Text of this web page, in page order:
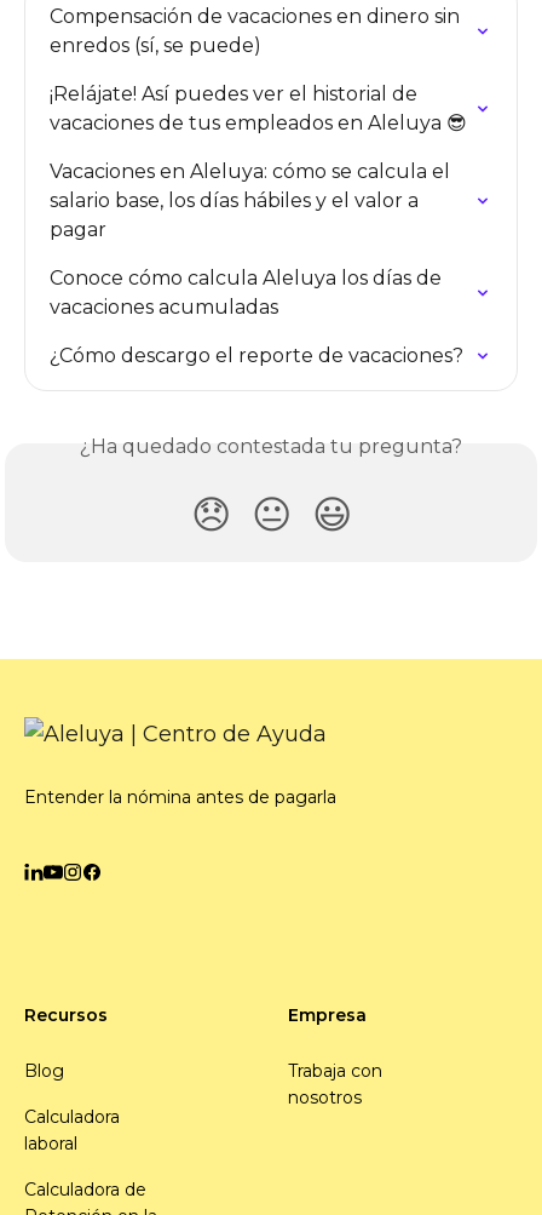
Compensación de vacaciones en dinero sin
enredos (sí, se puede)
¡Relájate! Así puedes ver el historial de
vacaciones de tus empleados en Aleluya 😎
Vacaciones en Aleluya: cómo se calcula el
salario base, los días hábiles y el valor a
pagar
Conoce cómo calcula Aleluya los días de
vacaciones acumuladas
¿Cómo descargo el reporte de vacaciones?
¿Ha quedado contestada tu pregunta?
😞 😐 😃
Entender la nómina antes de pagarla
Recursos
Blog
Calculadora
laboral
Calculadora de
Empresa
Trabaja con
nosotros